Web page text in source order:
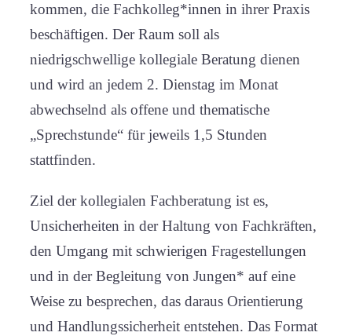
kommen, die Fachkolleg*innen in ihrer Praxis
beschäftigen. Der Raum soll als
niedrigschwellige kollegiale Beratung dienen
und wird an jedem 2. Dienstag im Monat
abwechselnd als offene und thematische
„Sprechstunde“ für jeweils 1,5 Stunden
stattfinden.
Ziel der kollegialen Fachberatung ist es,
Unsicherheiten in der Haltung von Fachkräften,
den Umgang mit schwierigen Fragestellungen
und in der Begleitung von Jungen* auf eine
Weise zu besprechen, das daraus Orientierung
und Handlungssicherheit entstehen. Das Format